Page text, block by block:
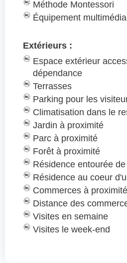
Méthode Montessori
Équipement multimédia
Extérieurs :
Espace extérieur
dépendance
Terrasses
Parking pour les
Climatisation dans le
Jardin à proximité
Parc à proximité
Forêt à proximité
Résidence entourée
Résidence au coeur
Commerces à proximité
Distance des
Visites en semaine
Visites le week-end